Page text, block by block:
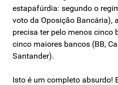
estapafúrdia: segundo o
voto da Oposição Bancária),
precisa ter pelo menos cinco
cinco maiores bancos (BB,
Santander).
Isto é um completo absurdo!